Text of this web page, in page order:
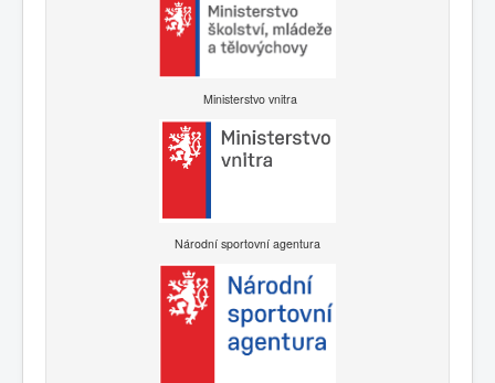
Ministerstvo vnitra
Národní sportovní agentura